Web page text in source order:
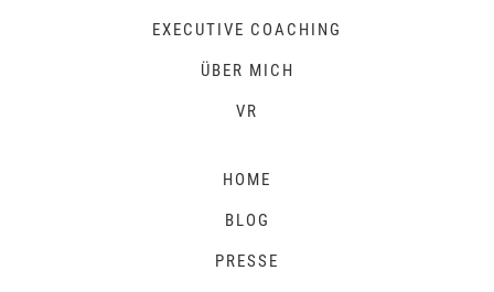
HOME
EXECUTIVE COACHING
ÜBER MICH
VR
BLOG
PRESSE